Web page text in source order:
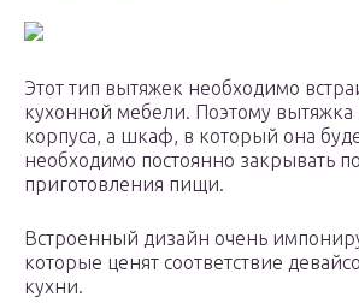
Этот тип вытяжек необходимо
кухонной мебели. Поэтому вытяжка
корпуса, а шкаф, в который она
необходимо постоянно закрывать
приготовления пищи.
Встроенный дизайн очень
которые ценят соответствие
кухни.